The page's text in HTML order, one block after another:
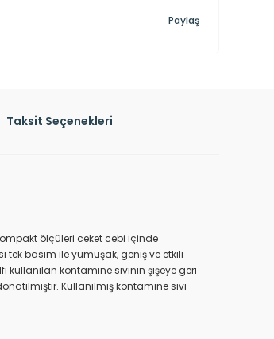
Paylaş
Taksit Seçenekleri
ölçüleri ceket cebi içinde
tek basım ile yumuşak, geniş ve etkili
kontamine sıvının şişeye geri
Kullanılmış kontamine sıvı